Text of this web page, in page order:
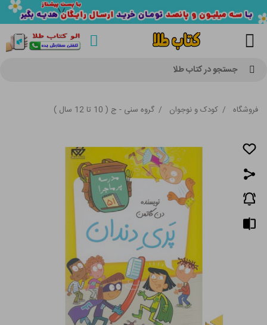
جستجو در کتاب طلا
فروشگاه / کودک و نوجوان / گروه سنی - ج ( 10 تا 12 سال )